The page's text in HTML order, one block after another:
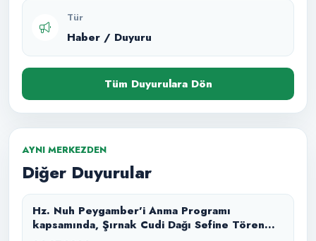
Tür
Haber / Duyuru
Tüm Duyurulara Dön
AYNI MERKEZDEN
Diğer Duyurular
Hz. Nuh Peygamber’i Anma Programı
kapsamında, Şırnak Cudi Dağı Sefine Tören